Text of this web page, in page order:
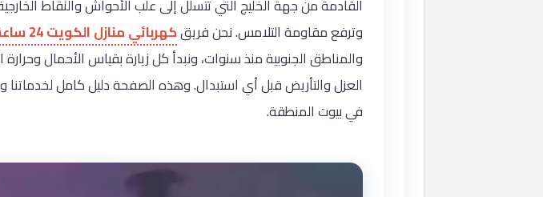
القادمة من جهة الخليج التي تتسلل إلى علب الأحواش والنقاط
وترفع مقاومة التلامس. نحن فريقكهربائي منازل الكويت 24 ساعة
والمناطق الجنوبية منذ سنوات، ونبدأ كل زيارة بقياس الأحمال
العزل والتأريض قبل أي استبدال. وهذه الصفحة دليل كامل لخدماتنا
في بيوت المنطقة.